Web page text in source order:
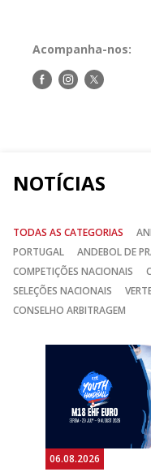
Acompanha-nos:
Siga-Siga-Siga-
NOTÍCIAS
TODAS AS CATEGORIAS
PORTUGAL
ANDEBOL DE
COMPETIÇÕES NACIONAIS
SELEÇÕES NACIONAIS
CONSELHO ARBITRAGEM
06.08.2026